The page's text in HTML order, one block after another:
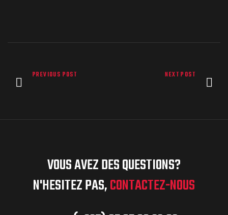
PREVIOUS POST NEXT POST
VOUS AVEZ DES QUESTIONS?
N'HESITEZ PAS,CONTACTEZ-NOUS